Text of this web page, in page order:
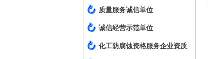
质量服务诚信单位
诚信经营示范单位
化工防腐蚀资格服务企业资质